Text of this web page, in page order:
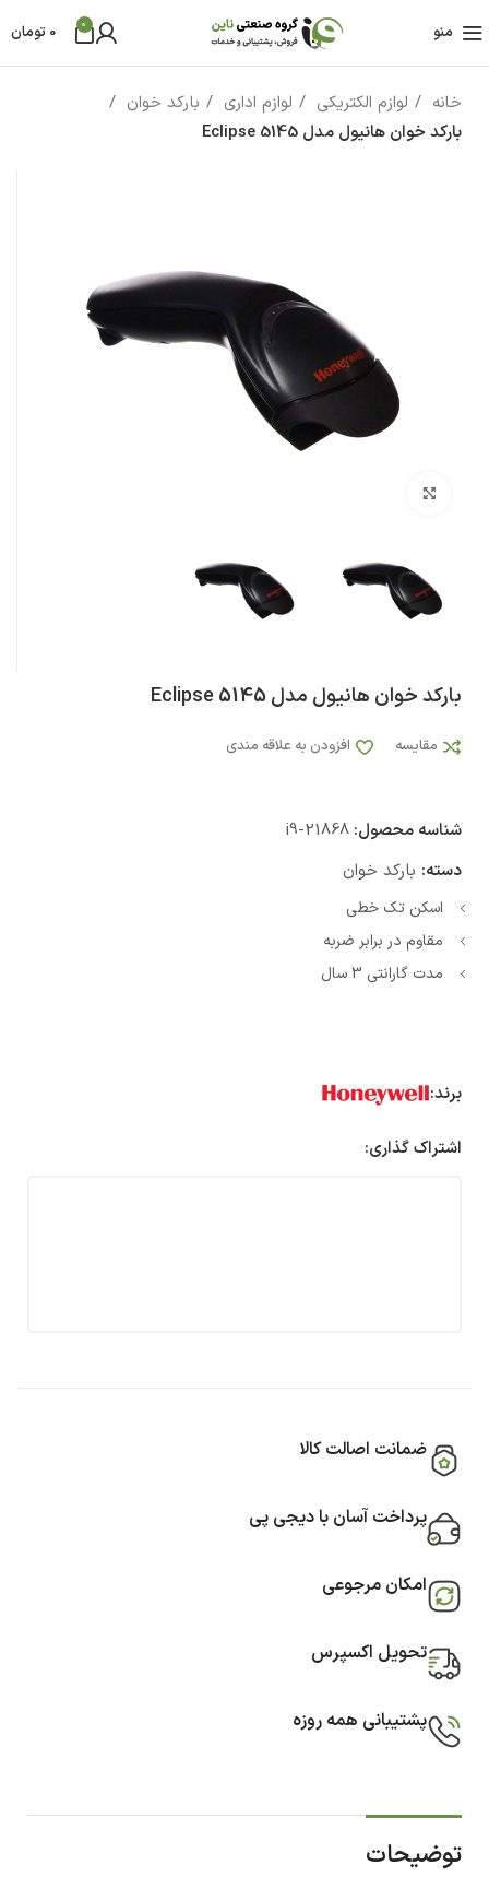
منو 0
0 تومان
خانه لوازم الکتریکی لوازم اداری
بارکد خوان
بارکد خوان هانیول مدل Eclipse 5145
بارکد خوان هانیول مدل Eclipse 5145
مقایسه افزودن به علاقه مندی
شناسه محصول: i9-21868
دسته: بارکد خوان
اسکن تک خطی
مقاوم در برابر ضربه
مدت گارانتی 3 سال
برند:
اشتراک گذاری:
ضمانت اصالت کالا
پرداخت آسان با دیجی پی
امکان مرجوعی
تحویل اکسپرس
پشتیبانی همه روزه
توضیحات